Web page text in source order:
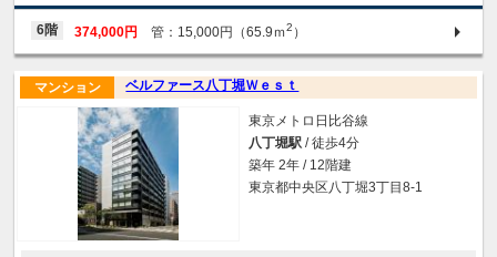
6階 374,000円 管：15,000円（65.9ｍ2 ）
ベルファース八丁堀Ｗｅｓｔ
マンション
東京メトロ日比谷線
八丁堀駅 / 徒歩4分
築年 2年 / 12階建
東京都中央区八丁堀3丁目8-1